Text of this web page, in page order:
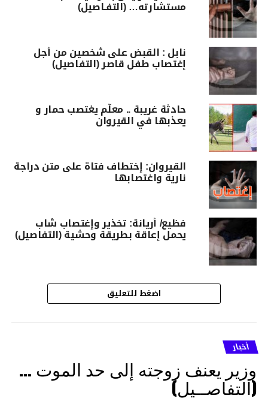
مستشارته… (التفـاصيل)
نابل : القبض على شخصين من أجل
إغتصاب طفل قاصر (التفاصيل)
حادثة غريبة .. معلّم يغتصب حمار و
يعذبها في القيروان
القيروان: إختطاف فتاة على متن دراجة
نارية واغتصابها
فظيع/ أريانة: تخذير وإغتصاب شاب
يحمل إعاقة بطريقة وحشية (التفاصيل)
اضغط للتعليق
أخبار
وزير يعنف زوجته إلى حد الموت …
(التفاصــيل)